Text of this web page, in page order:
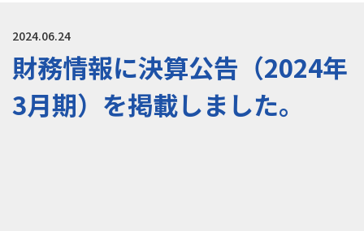
2024.06.24
財務情報に決算公告（2024年
3月期）を掲載しました。